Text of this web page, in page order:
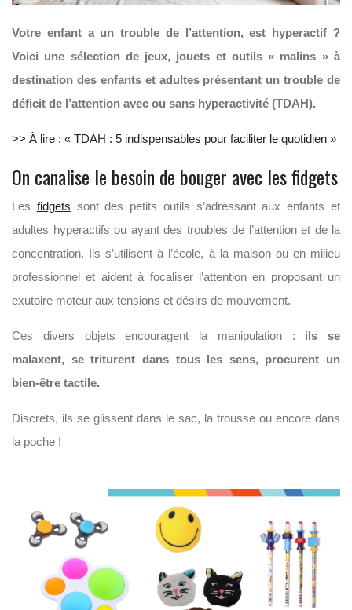
Votre enfant a un trouble de l’attention, est hyperactif ?
Voici une sélection de jeux, jouets et outils « malins » à
destination des enfants et adultes présentant un trouble de
déficit de l’attention avec ou sans hyperactivité (TDAH).
>> À lire : « TDAH : 5 indispensables pour faciliter le quotidien »
On canalise le besoin de bouger avec les fidgets
Les fidgets sont des petits outils s’adressant aux enfants et
adultes hyperactifs ou ayant des troubles de l’attention et de la
concentration. Ils s’utilisent à l’école, à la maison ou en milieu
professionnel et aident à focaliser l’attention en proposant un
exutoire moteur aux tensions et désirs de mouvement.
Ces divers objets encouragent la manipulation : ils se
malaxent, se triturent dans tous les sens, procurent un
bien-être tactile.
Discrets, ils se glissent dans le sac, la trousse ou encore dans
la poche !